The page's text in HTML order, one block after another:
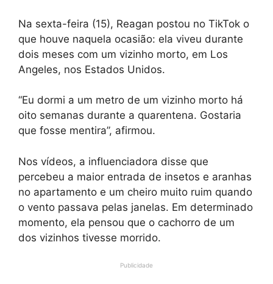
Na sexta-feira (15), Reagan postou no TikTok o
que houve naquela ocasião: ela viveu durante
dois meses com um vizinho morto, em Los
Angeles, nos Estados Unidos.
“Eu dormi a um metro de um vizinho morto há
oito semanas durante a quarentena. Gostaria
que fosse mentira”, afirmou.
Nos vídeos, a influenciadora disse que
percebeu a maior entrada de insetos e aranhas
no apartamento e um cheiro muito ruim quando
o vento passava pelas janelas. Em determinado
momento, ela pensou que o cachorro de um
dos vizinhos tivesse morrido.
Publicidade